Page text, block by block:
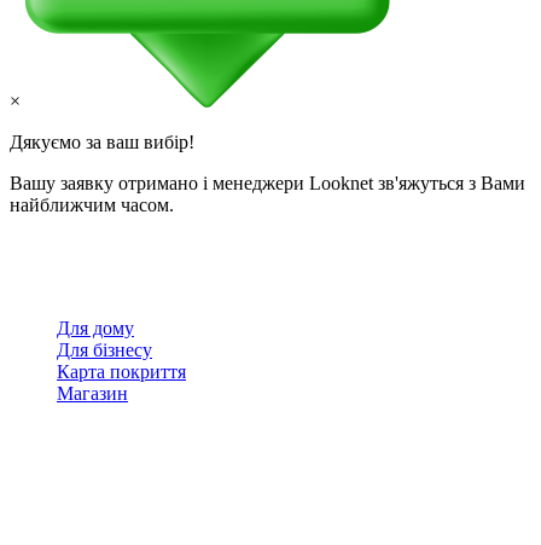
×
Дякуємо за ваш вибір!
Вашу заявку отримано і менеджери Looknet зв'яжуться з Вами
найближчим часом.
Для дому
Для бізнесу
Карта покриття
Магазин